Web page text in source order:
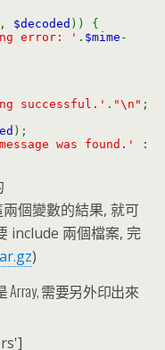
個變數的結果, 就可
include 兩個檔案, 完
)
Array, 需要另外印出來